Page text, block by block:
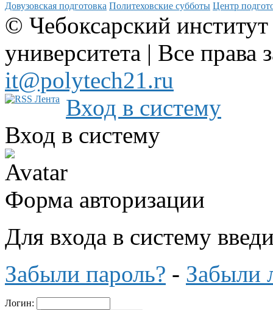
Довузовская подготовка Политеховские субботы Центр
© Чебоксарский
университета | Все
it@polytech21.ru
Вход в систему
Вход в систему
Форма авторизации
Для входа в систему
Забыли пароль? - Забыли
Логин: